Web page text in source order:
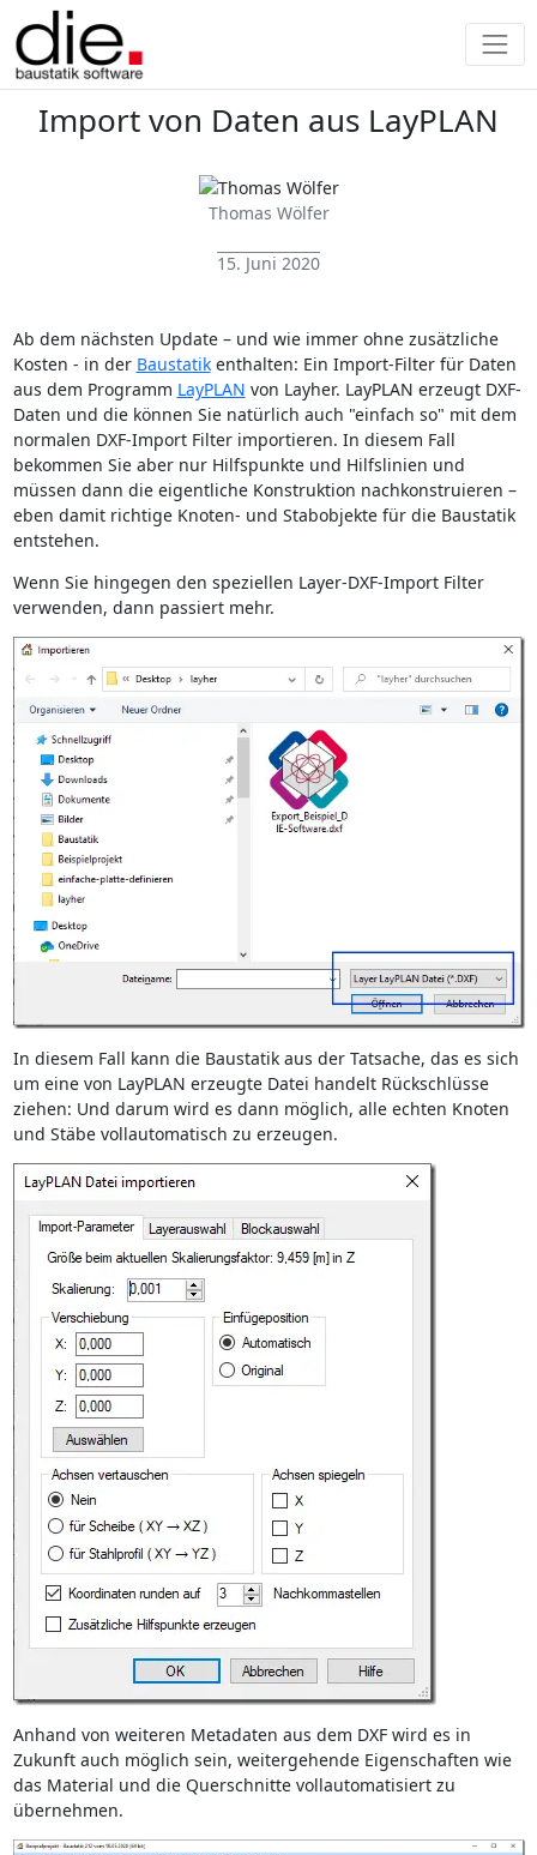
Import von Daten aus LayPLAN
Thomas Wölfer
15. Juni 2020
Ab dem nächsten Update – und wie immer ohne zusätzliche
Kosten - in der Baustatikenthalten: Ein Import-Filter für Daten
aus dem Programm LayPLAN von Layher. LayPLAN erzeugt DXF-
Daten und die können Sie natürlich auch "einfach so" mit dem
normalen DXF-Import Filter importieren. In diesem Fall
bekommen Sie aber nur Hilfspunkte und Hilfslinien und
müssen dann die eigentliche Konstruktion nachkonstruieren –
eben damit richtige Knoten- und Stabobjekte für die Baustatik
entstehen.
Wenn Sie hingegen den speziellen Layer-DXF-Import Filter
verwenden, dann passiert mehr.
In diesem Fall kann die Baustatik aus der Tatsache, das es sich
um eine von LayPLAN erzeugte Datei handelt Rückschlüsse
ziehen: Und darum wird es dann möglich, alle echten Knoten
und Stäbe vollautomatisch zu erzeugen.
Anhand von weiteren Metadaten aus dem DXF wird es in
Zukunft auch möglich sein, weitergehende Eigenschaften wie
das Material und die Querschnitte vollautomatisiert zu
übernehmen.